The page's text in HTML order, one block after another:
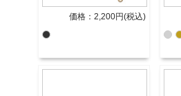
価格：2,200円(税込)